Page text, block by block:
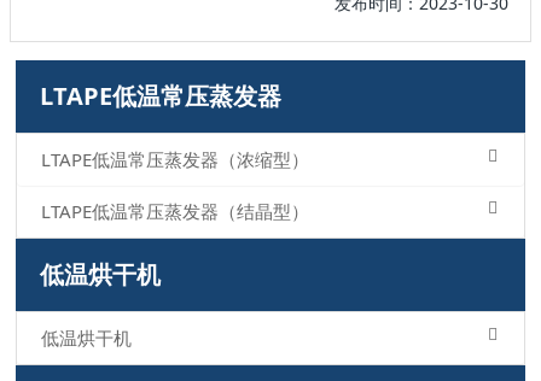
LTAPE低温常压蒸发器
LTAPE低温常压蒸发器（浓缩型）
LTAPE低温常压蒸发器（结晶型）
低温烘干机
低温烘干机